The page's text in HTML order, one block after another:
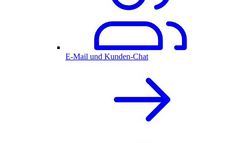
E-Mail und Kunden-Chat